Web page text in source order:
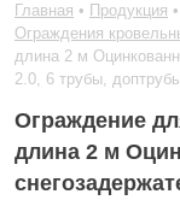
Главная Продукция
Ограждения
длина 2 м
2.0, 6 трубы,
Ограждение
длина 2 м